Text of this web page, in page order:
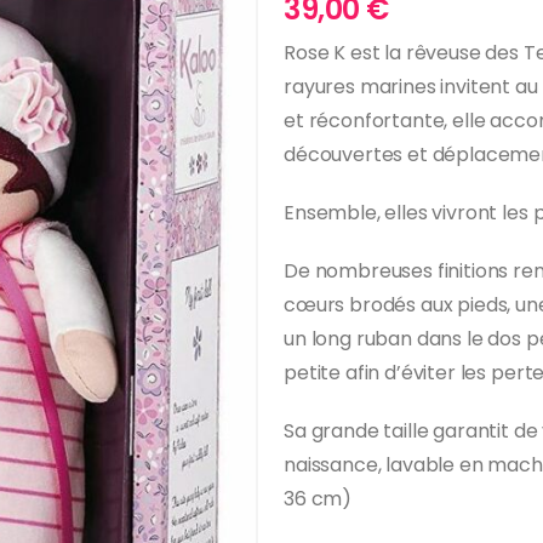
39,00 €
Rose K est la rêveuse des
rayures marines invitent
et réconfortante, elle
découvertes et
Ensemble, elles vivront les
De nombreuses finitions
cœurs brodés aux pieds,
un long ruban dans le dos
petite afin d’éviter les
Sa grande taille garantit de
naissance, lavable en
36 cm)